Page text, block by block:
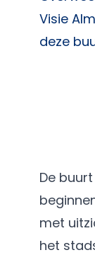
Visie
deze
De
met
het